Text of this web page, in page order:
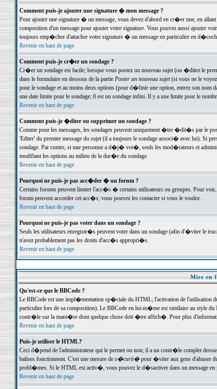
Comment puis-je ajouter une signature � mon message ?
Pour ajouter une signature � un message, vous devez d'abord en cr�er une, en
composition d'un message pour ajouter votre signature. Vous pouvez aussi ajouter
toujours emp�cher d'attacher votre signature � un message en particulier en
Revenir en haut de page
Comment puis-je cr�er un sondage ?
Cr�er un sondage est facile; lorsque vous postez un nouveau sujet (ou �ditez le
dans le formulaire en dessous de la partie Poster un nouveau sujet(si vous ne le voyez
pour le sondage et au moins deux options (pour d�finir une option, entrez son nom
une date limite pour le sondage; 0 est un sondage infini. Il y a une limite pour le
Revenir en haut de page
Comment puis-je �diter ou supprimer un sondage ?
Comme pour les messages, les sondages peuvent uniquement �tre �dit�s par le
'Editer' du premier message du sujet (il a toujours le sondage associ� avec lui). Si
sondage. Par contre, si une personne a d�j� vot�, seuls les mod�rateurs et
modifiant les options au milieu de la dur�e du sondage.
Revenir en haut de page
Pourquoi ne puis-je pas acc�der � un forum ?
Certains forums peuvent limiter l'acc�s � certains utilisateurs ou groupes. Pour
forum peuvent accorder cet acc�s; vous pouvez les contacter si vous le voulez.
Revenir en haut de page
Pourquoi ne puis-je pas voter dans un sondage ?
Seuls les utilisateurs enregistr�s peuvent voter dans un sondage (afin d'�viter le
n'avez probablement pas les droits d'acc�s appropri�s.
Revenir en haut de page
Mise en
Qu'est-ce que le BBCode ?
Le BBCode est une impl�mentation sp�ciale du HTML; l'activation de l'utilisation
particulier lors de sa composition). Le BBCode en lui-m�me est similaire au style
contr�le sur la mani�re dont quelque chose doit �tre affich�. Pour plus
Revenir en haut de page
Puis-je utiliser le HTML?
Ceci d�pend de l'administrateur qui le permet ou non; il a un contr�le complet
balises fonctionnent. C'est une mesure de s�curit�pour �viter aux gens d'abuser
probl�mes. Si le HTML est activ�, vous pouvez le d�sactiver dans un message en
Revenir en haut de page